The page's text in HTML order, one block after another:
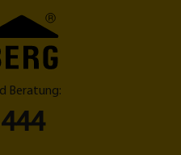
Beratung: